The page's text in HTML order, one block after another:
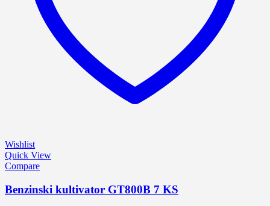
Wishlist
Quick View
Compare
Benzinski kultivator GT800B 7 KS